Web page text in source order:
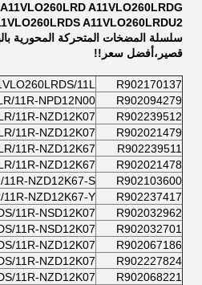
A11VLO260LRDG
A11VLO260LRDU2
سلسلة المضخات المتحركة المحورية
قصير،أفضل سعر!!
R902170137
11L
R902094279
11R-NPD12N00
R902239512
11R-NZD12K07
R902021479
11R-NZD12K07
R902239511
11R-NZD12K67
R902021478
11R-NZD12K67
R902103600
11R-NZD12K67-S
R902237417
11R-NZD12K67-Y
R902032962
11R-NSD12K07
R902032701
11R-NSD12K07
R902067186
11R-NZD12K07
R902227824
11R-NZD12K07
R902068221
11R-NZD12K07